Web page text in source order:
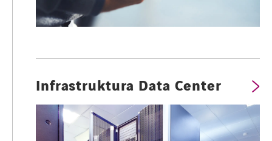
Infrastruktura Data Center